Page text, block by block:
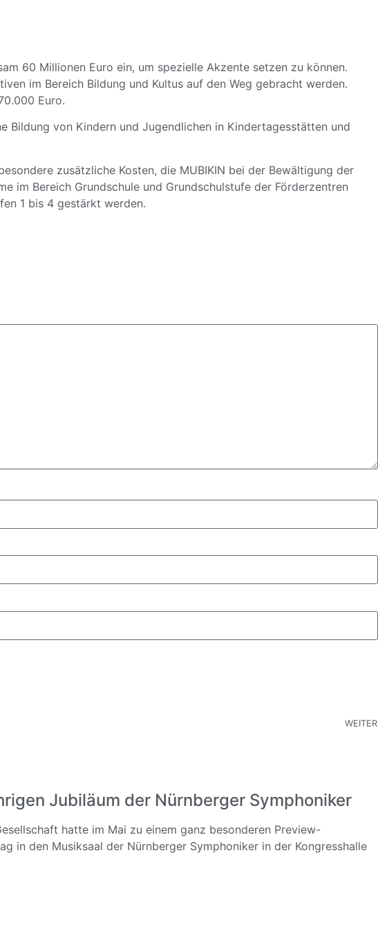
60 Millionen Euro ein, um spezielle Akzente setzen zu können.
im Bereich Bildung und Kultus auf den Weg gebracht werden.
Euro.
von Kindern und Jugendlichen in Kindertagesstätten und
zusätzliche Kosten, die MUBIKIN bei der Bewältigung der
im Bereich Grundschule und Grundschulstufe der Förderzentren
1 bis 4 gestärkt werden.
WEITER
Jubiläum der Nürnberger Symphoniker
hatte im Mai zu einem ganz besonderen Preview-
in den Musiksaal der Nürnberger Symphoniker in der Kongresshalle